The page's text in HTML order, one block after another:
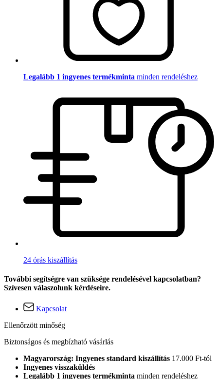
Legalább 1 ingyenes termékminta minden rendeléshez
24 órás kiszállítás
További segítségre van szüksége rendelésével kapcsolatban?
Szívesen válaszolunk kérdéseire.
Kapcsolat
Ellenőrzött minőség
Biztonságos és megbízható vásárlás
Magyarország: Ingyenes standard kiszállítás 17.000 Ft-tól
Ingyenes visszaküldés
Legalább 1 ingyenes termékminta minden rendeléshez